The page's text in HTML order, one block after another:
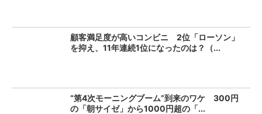
顧客満足度が高いコンビニ 2位「ローソン」
を抑え、11年連続1位になったのは？（...
“第4次モーニングブーム”到来のワケ 300円
の「朝サイゼ」から1000円超の「...